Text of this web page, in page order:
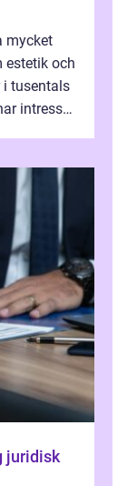
mycket
estetik och
tusentals
intresset